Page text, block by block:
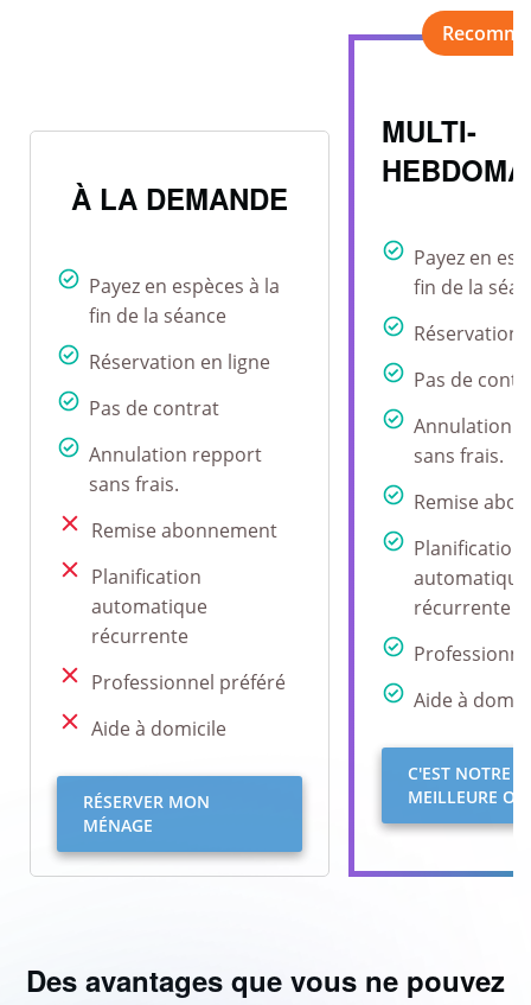
MULTI-
Payez en
fin de la
Réservation
Pas de
Annulation
sans frais.
Remise
Planification
automatique
récurrente
Aide à
C'EST NOTRE
MEILLEURE
À LA DEMANDE
Payez en espèces à la
fin de la séance
Réservation en ligne
Pas de contrat
Annulation repport
sans frais.
Remise abonnement
Planification
automatique
récurrente
Professionnel préféré
Aide à domicile
RÉSERVER MON
MÉNAGE
Des avantages que vous ne pouvez